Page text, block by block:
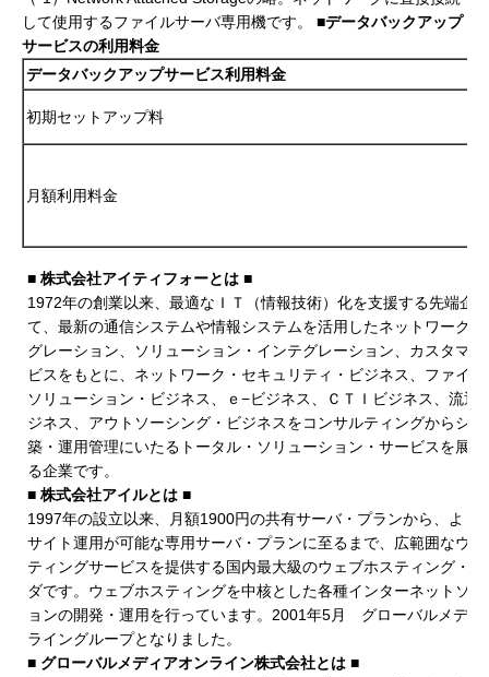
して使用するファイルサーバ専用機です。 ■データバックアップ
サービスの利用料金
データバックアップサービス利用料金
初期セットアップ料
月額利用料金
■ 株式会社アイティフォーとは ■
1972年の創業以来、最適なＩＴ（情報技術）化を支援する先端企
て、最新の通信システムや情報システムを活用したネットワーク
グレーション、ソリューション・インテグレーション、カスタマ
ビスをもとに、ネットワーク・セキュリティ・ビジネス、ファイ
ソリューション・ビジネス、ｅ−ビジネス、ＣＴＩビジネス、流通
ジネス、アウトソーシング・ビジネスをコンサルティングからシ
築・運用管理にいたるトータル・ソリューション・サービスを展
る企業です。
■ 株式会社アイルとは ■
1997年の設立以来、月額1900円の共有サーバ・プランから、より
サイト運用が可能な専用サーバ・プランに至るまで、広範囲なウ
ティングサービスを提供する国内最大級のウェブホスティング・
ダです。ウェブホスティングを中核とした各種インターネットソ
ョンの開発・運用を行っています。2001年5月 グローバルメディ
ライングループとなりました。
■ グローバルメディアオンライン株式会社とは ■